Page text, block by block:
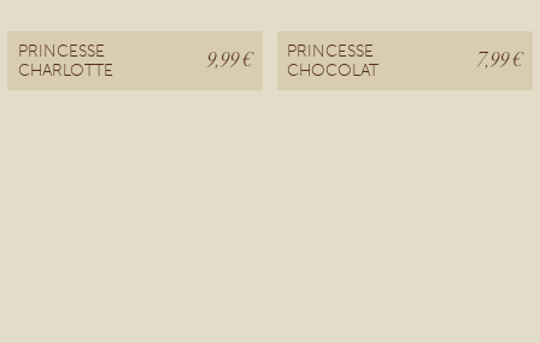
PRINCESSE
CHARLOTTE
9,99 €
PRINCESSE
CHOCOLAT
7,99 €